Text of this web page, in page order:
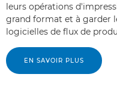
leurs opérations
grand format et à garder
logicielles de flux de
EN SAVOIR PLUS